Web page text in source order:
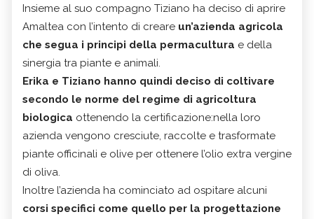
Insieme al suo compagno Tiziano ha deciso di aprire
Amaltea con l’intento di creare un’azienda agricola
che segua i principi della permacultura e della
sinergia tra piante e animali.
Erika e Tiziano hanno quindi deciso di coltivare
secondo le norme del regime di agricoltura
biologica ottenendo la certificazione:nella loro
azienda vengono cresciute, raccolte e trasformate
piante officinali e olive per ottenere l’olio extra vergine
di oliva.
Inoltre l’azienda ha cominciato ad ospitare alcuni
corsi specifici come quello per la progettazione